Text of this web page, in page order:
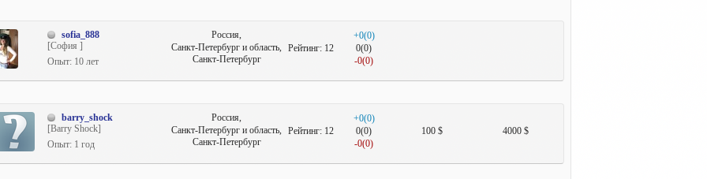
sofia_888
[София ]
Опыт: 10 лет
+0(0)
0(0)
-0(0)
Рейтинг:12
Россия,
Санкт-Петербург и область,
Санкт-Петербург
barry_shock
[Barry Shock]
Опыт: 1 год
4000 $
100 $
+0(0)
0(0)
-0(0)
Рейтинг:12
Россия,
Санкт-Петербург и область,
Санкт-Петербург